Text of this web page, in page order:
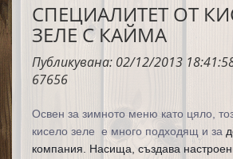
СПЕЦИАЛИТЕТ ОТ
ЗЕЛЕ С КАЙМА
Публикувана: 02/12/2013
67656
Освен за зимното меню като цяло,
кисело зеле е много подходящ и за
компания. Насища, създава